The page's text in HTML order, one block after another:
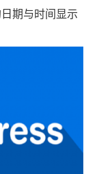
期与时间显示